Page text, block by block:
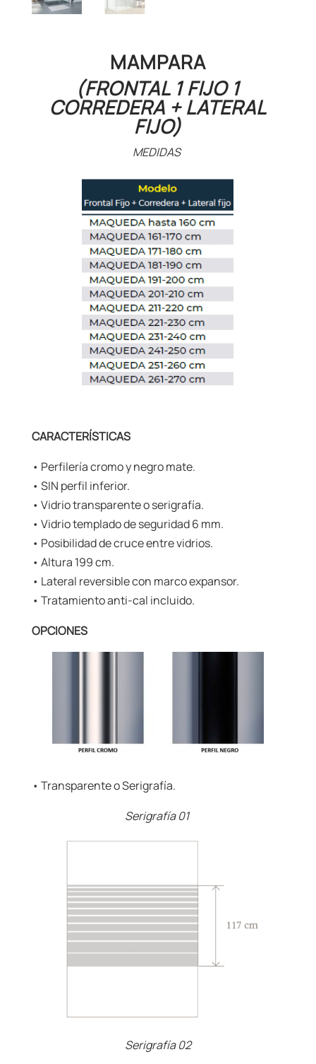
MAMPARA
(FRONTAL 1 FIJO 1
CORREDERA + LATERAL
FIJO)
MEDIDAS
CARACTERÍSTICAS
• Perfilería cromo y negro mate.
• SIN perfil inferior.
• Vidrio transparente o serigrafía.
• Vidrio templado de seguridad 6 mm.
• Posibilidad de cruce entre vidrios.
• Altura 199 cm.
• Lateral reversible con marco expansor.
• Tratamiento anti-cal incluido.
OPCIONES
• Transparente o Serigrafía.
Serigrafía 01
Serigrafía 02